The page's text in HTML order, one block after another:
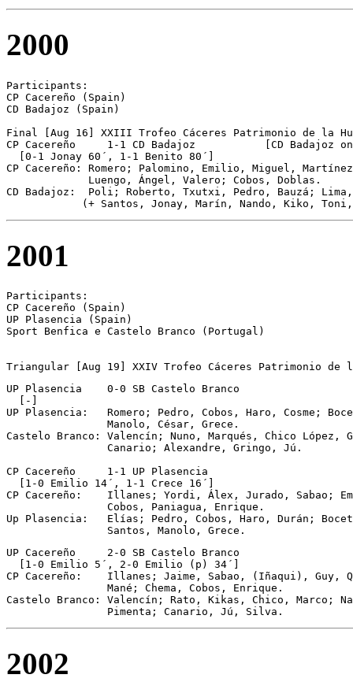
2000
Participants:
CP Cacereño (Spain)
CD Badajoz (Spain)
Final [Aug 16] XXIII Trofeo Cáceres Patrimonio de la
CP Cacereño	1-1 CD Badajoz           [CD Badajoz on pen.]
  [0-1 Jonay 60´, 1-1 Benito 80´]
CP Cacereño: Romero; Palomino, Emilio, Miguel,
             Luengo, Ángel, Valero; Cobos, Doblas.
CD Badajoz:  Poli; Roberto, Txutxi, Pedro, Bauzá;
(+ Santos, Jonay, Marín, Nando, Kiko,
2001
Participants:
CP Cacereño (Spain)
UP Plasencia (Spain)
Sport Benfica e Castelo Branco (Portugal)
Triangular [Aug 19] XXIV Trofeo Cáceres Patrimonio de
UP Plasencia	0-0 SB Castelo Branco
  [-]
UP Plasencia:   Romero; Pedro, Cobos, Haro, Cosme;
                Manolo, César, Grece.
Castelo Branco: Valencín; Nuno, Marqués, Chico López,
                Canario; Alexandre, Gringo, Jú.
CP Cacereño	1-1 UP Plasencia
  [1-0 Emilio 14´, 1-1 Crece 16´]
CP Cacereño:    Illanes; Yordi, Álex, Jurado, Sabao;
                Cobos, Paniagua, Enrique.
Up Plasencia:   Elías; Pedro, Cobos, Haro, Durán;
UP Cacereño	2-0 SB Castelo Branco
  [1-0 Emilio 5´, 2-0 Emilio (p) 34´]
CP Cacereño:    Illanes; Jaime, Sabao, (Iñaqui), Guy,
                Mané; Chema, Cobos, Enrique.
Castelo Branco: Valencín; Rato, Kikas, Chico, Marco;
                Pimenta; Canario, Jú, Silva.
2002